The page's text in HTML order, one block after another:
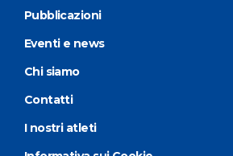
Pubblicazioni
Eventi e news
Chi siamo
Contatti
I nostri atleti